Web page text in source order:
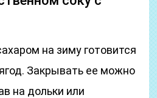
на зиму готовится
Закрывать ее можно
на дольки или